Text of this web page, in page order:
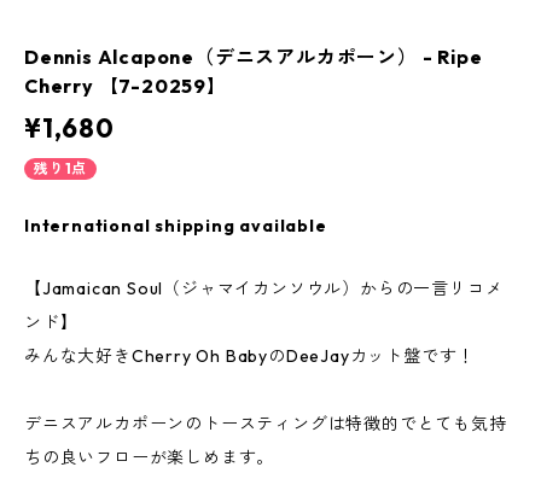
Dennis Alcapone（デニスアルカポーン） - Ripe
Cherry 【7-20259】
¥1,680
残り1点
International shipping available
【Jamaican Soul（ジャマイカンソウル）からの一言リコメ
ンド】
みんな大好きCherry Oh BabyのDeeJayカット盤です！
デニスアルカポーンのトースティングは特徴的でとても気持
ちの良いフローが楽しめます。